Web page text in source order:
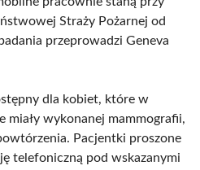
Straży Pożarnej od
przeprowadzi Geneva
dla kobiet, które w
miały wykonanej mammografii,
Pacjentki proszone
telefoniczną pod wskazanymi